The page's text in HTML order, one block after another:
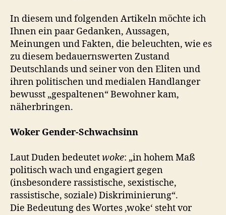
In diesem und folgenden Artikeln möchte ich
Ihnen ein paar Gedanken, Aussagen,
Meinungen und Fakten, die beleuchten, wie es
zu diesem bedauernswerten Zustand
Deutschlands und seiner von den Eliten und
ihren politischen und medialen Handlanger
bewusst „gespaltenen“ Bewohner kam,
näherbringen.
Woker Gender-Schwachsinn
Laut Duden bedeutetwoke: „in hohem Maß
politisch wach und engagiert gegen
(insbesondere rassistische, sexistische,
rassistische, soziale) Diskriminierung“.
Die Bedeutung des Wortes ‚woke‘ steht vor